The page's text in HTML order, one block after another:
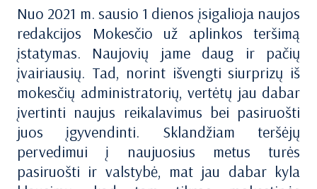
Nuo 2021 m. sausio 1 dienos įsigalioja naujos
redakcijos Mokesčio už aplinkos teršimą
įstatymas. Naujovių jame daug ir pačių
įvairiausių. Tad, norint išvengti siurprizų iš
mokesčių administratorių, vertėtų jau dabar
įvertinti naujus reikalavimus bei pasiruošti
juos įgyvendinti. Sklandžiam teršėjų
pervedimui į naujuosius metus turės
pasiruošti ir valstybė, mat jau dabar kyla